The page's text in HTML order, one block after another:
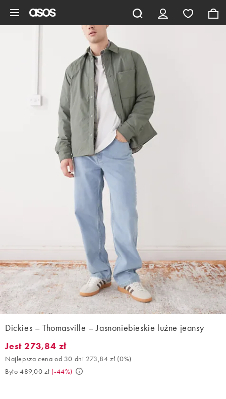
Dickies – Thomasville – Jasnoniebieskie luźne jeansy
Jest 273,84 zł. Najlepsza cena od 30 dni 273,84 zł (0%). Było
Jest 273,84 zł
Najlepsza cena od 30 dni 273,84 zł (0%)
Było 489,00 zł (-44%)